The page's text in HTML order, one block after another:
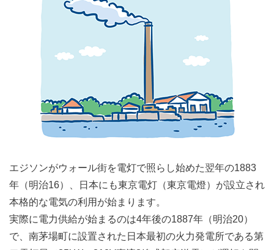
エジソンがウォール街を電灯で照らし始めた翌年の1883
年（明治16）、日本にも東京電灯（東京電燈）が設立され
本格的な電気の利用が始まります。
実際に電力供給が始まるのは4年後の1887年（明治20）
で、南茅場町に設置された日本最初の火力発電所である第